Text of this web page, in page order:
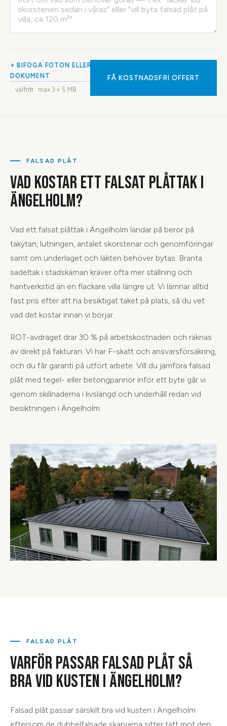
+ BIFOGA FOTON ELLER
DOKUMENT
valfritt · max 3 × 5 MB
FÅ KOSTNADSFRI OFFERT
FALSAD PLÅT
VAD KOSTAR ETT FALSAT PLÅTTAK I
ÄNGELHOLM?
Vad ett falsat plåttak i Ängelholm landar på beror på
takytan, lutningen, antalet skorstenar och genomföringar
samt om underlaget och läkten behöver bytas. Branta
sadeltak i stadskärnan kräver ofta mer ställning och
hantverkstid än en flackare villa längre ut. Vi lämnar alltid
fast pris efter att ha besiktigat taket på plats, så du vet
vad det kostar innan vi börjar.
ROT-avdraget drar 30 % på arbetskostnaden och räknas
av direkt på fakturan. Vi har F-skatt och ansvarsförsäkring,
och du får garanti på utfört arbete. Vill du jämföra falsad
plåt med tegel- eller betongpannor inför ett byte går vi
igenom skillnaderna i livslängd och underhåll redan vid
besiktningen i Ängelholm.
FALSAD PLÅT
VARFÖR PASSAR FALSAD PLÅT SÅ
BRA VID KUSTEN I ÄNGELHOLM?
Falsad plåt passar särskilt bra vid kusten i Ängelholm
eftersom de dubbelfalsade skarvarna sitter tätt mot den